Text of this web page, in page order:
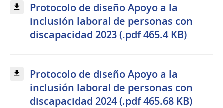
Protocolo de diseño Apoyo a la
inclusión laboral de personas con
discapacidad 2023 (.pdf 465.4 KB)
Protocolo de diseño Apoyo a la
inclusión laboral de personas con
discapacidad 2024 (.pdf 465.68 KB)